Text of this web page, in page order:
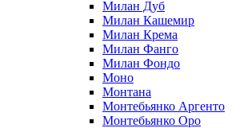
Милан Дуб
Милан Кашемир
Милан Крема
Милан Фанго
Милан Фондо
Моно
Монтана
Монтебьянко Аргенто
Монтебьянко Оро